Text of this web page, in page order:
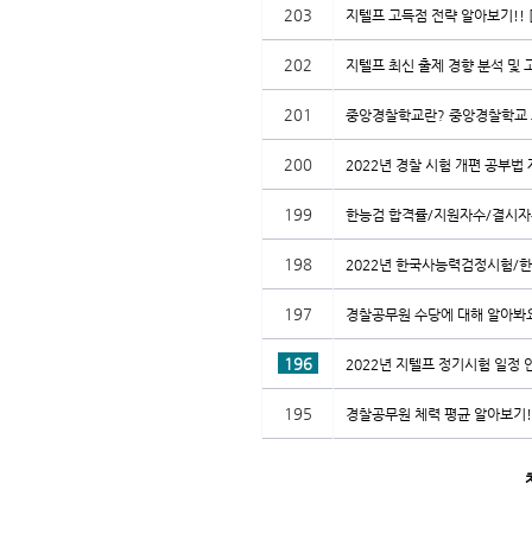
203 지텔프 고득점 전략 알아보기!!
202 지텔프 최신 출제 경향 분석
201 중앙경찰학교란? 중앙경찰학
200 2022년 경찰 시험 개편 공부
199 한능검 합격률/지원자수/결시
198 2022년 한국사능력검정시험/
197 경찰공무원 수당에 대해 알아
196 2022년 지텔프 정기시험 일정
195 경찰공무원 체력 평균 알아보기!